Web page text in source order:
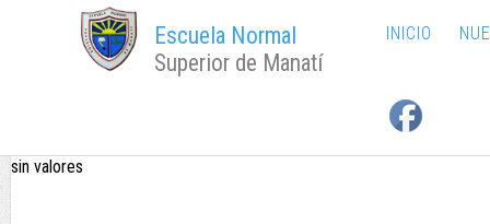
Escuela Normal
Superior de Manatí
INICIO
sin valores